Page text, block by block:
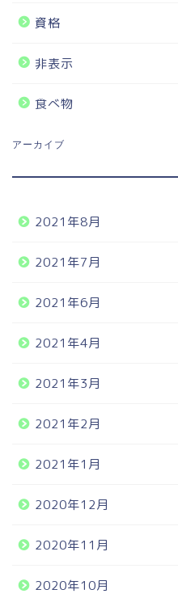
資格
非表示
食べ物
アーカイブ
2021年8月
2021年7月
2021年6月
2021年4月
2021年3月
2021年2月
2021年1月
2020年12月
2020年11月
2020年10月